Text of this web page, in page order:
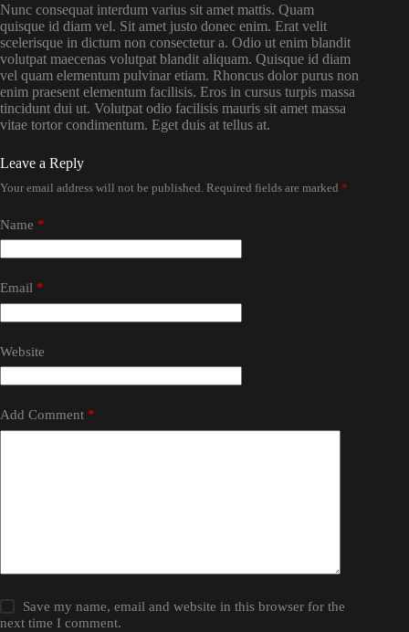
Nunc consequat interdum varius sit amet mattis. Quam
quisque id diam vel. Sit amet justo donec enim. Erat velit
scelerisque in dictum non consectetur a. Odio ut enim blandit
volutpat maecenas volutpat blandit aliquam. Quisque id diam
vel quam elementum pulvinar etiam. Rhoncus dolor purus non
enim praesent elementum facilisis. Eros in cursus turpis massa
tincidunt dui ut. Volutpat odio facilisis mauris sit amet massa
vitae tortor condimentum. Eget duis at tellus at.
Leave a Reply
Your email address will not be published. Required fields are marked *
Name *
Email *
Website
Add Comment *
Save my name, email and website in this browser for the
next time I comment.